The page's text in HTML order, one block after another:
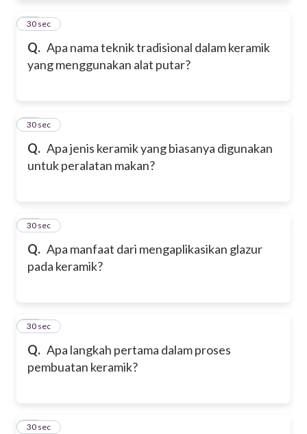
Q. Apa nama teknik tradisional dalam keramik
yang menggunakan alat putar?
27
30 sec
Q. Apa jenis keramik yang biasanya digunakan
untuk peralatan makan?
28
30 sec
Q. Apa manfaat dari mengaplikasikan glazur
pada keramik?
29
30 sec
Q. Apa langkah pertama dalam proses
pembuatan keramik?
30
30 sec
31
30 sec